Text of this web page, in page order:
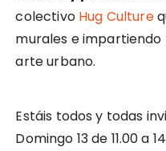
colectivo Hug Culture
murales e
arte urbano.
Estáis todos y todas
Domingo 13 de 11.00 a